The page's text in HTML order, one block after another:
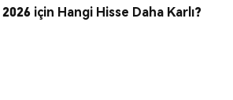
için Hangi Hisse Daha Karlı?